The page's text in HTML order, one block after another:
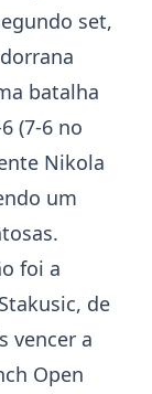
set,
batalha
(7-6 no
Nikola
um
foi a
de
vencer a
Open